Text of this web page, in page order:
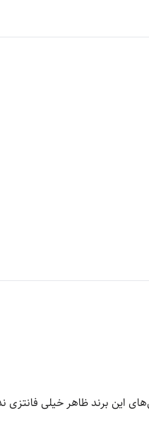
برند ظاهر خیلی فانتزی